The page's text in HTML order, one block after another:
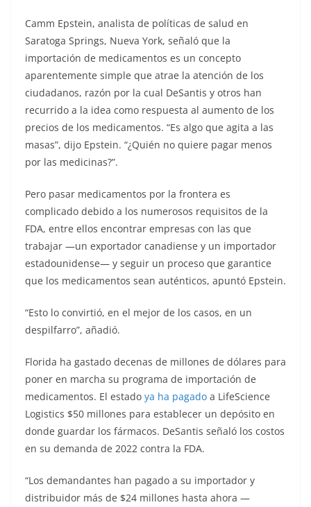
Camm Epstein, analista de políticas de salud en
Saratoga Springs, Nueva York, señaló que la
importación de medicamentos es un concepto
aparentemente simple que atrae la atención de los
ciudadanos, razón por la cual DeSantis y otros han
recurrido a la idea como respuesta al aumento de los
precios de los medicamentos. “Es algo que agita a las
masas”, dijo Epstein. “¿Quién no quiere pagar menos
por las medicinas?”.
Pero pasar medicamentos por la frontera es
complicado debido a los numerosos requisitos de la
FDA, entre ellos encontrar empresas con las que
trabajar —un exportador canadiense y un importador
estadounidense— y seguir un proceso que garantice
que los medicamentos sean auténticos, apuntó Epstein.
“Esto lo convirtió, en el mejor de los casos, en un
despilfarro”, añadió.
Florida ha gastado decenas de millones de dólares para
poner en marcha su programa de importación de
medicamentos. El estado ya ha pagado a LifeScience
Logistics $50 millones para establecer un depósito en
donde guardar los fármacos. DeSantis señaló los costos
en su demanda de 2022 contra la FDA.
“Los demandantes han pagado a su importador y
distribuidor más de $24 millones hasta ahora —